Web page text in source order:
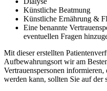
Künstliche Beatmung
Künstliche Ernährung &
Eine benannte
eventuellen Fragen
Mit dieser erstellten
Aufbewahrungsort wir am
Vertrauenspersonen
werden kann, sollten Sie auf der